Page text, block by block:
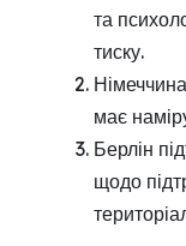
та
тиску.
має
Берлін
щодо